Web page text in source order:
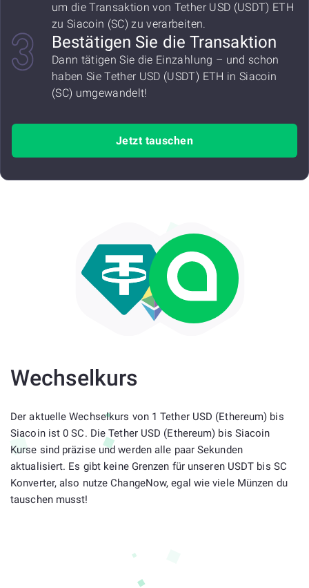
um die Transaktion von Tether USD (USDT) ETH
zu Siacoin (SC) zu verarbeiten.
Bestätigen Sie die Transaktion
Dann tätigen Sie die Einzahlung – und schon
haben Sie Tether USD (USDT) ETH in Siacoin
(SC) umgewandelt!
Jetzt tauschen
Wechselkurs
Der aktuelle Wechselkurs von 1 Tether USD (Ethereum) bis
Siacoin ist 0 SC. Die Tether USD (Ethereum) bis Siacoin
Kurse sind präzise und werden alle paar Sekunden
aktualisiert. Es gibt keine Grenzen für unseren USDT bis SC
Konverter, also nutze ChangeNow, egal wie viele Münzen du
tauschen musst!